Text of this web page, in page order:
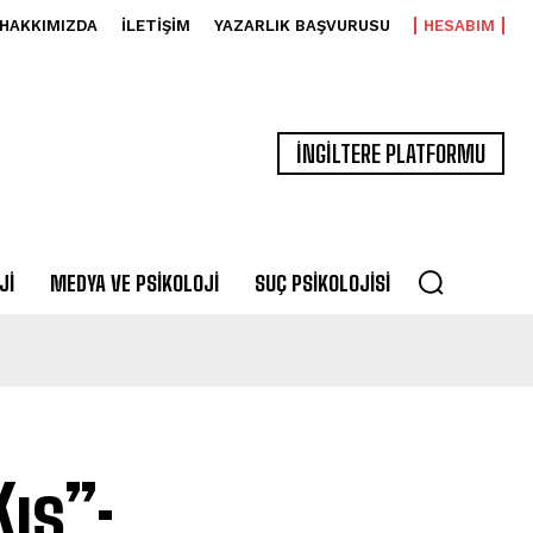
HAKKIMIZDA İLETIŞIM YAZARLIK BAŞVURUSU HESABIM
İNGİLTERE PLATFORMU
MEDYA VE PSIKOLOJI SUÇ PSIKOLOJISI